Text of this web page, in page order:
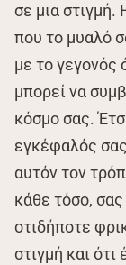
σε μια στιγμή.
που το μυαλό
με το γεγονός
μπορεί να
κόσμο σας.
εγκέφαλός
αυτόν τον
κάθε τόσο,
οτιδήποτε
στιγμή και